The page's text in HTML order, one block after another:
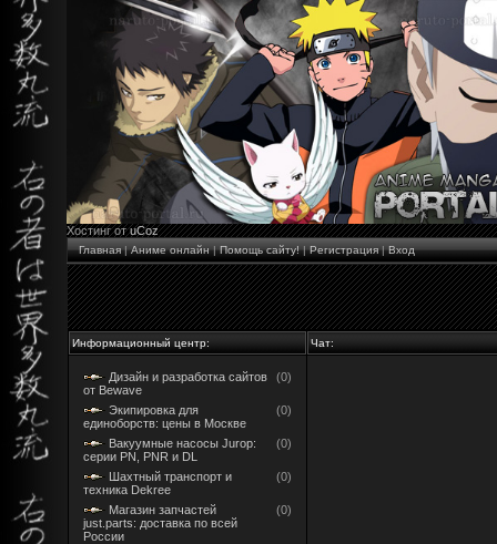
Хостинг отuCoz
Главная|Аниме онлайн|Помощь сайту!|Регистрация|Вход
Информационный центр: Чат:
Дизайн и разработка сайтов
от Bewave
(0)
Экипировка для
единоборств: цены в Москве
(0)
Вакуумные насосы Jurop:
серии PN, PNR и DL
(0)
Шахтный транспорт и
техника Dekree
(0)
Магазин запчастей
just.parts: доставка по всей
России
(0)